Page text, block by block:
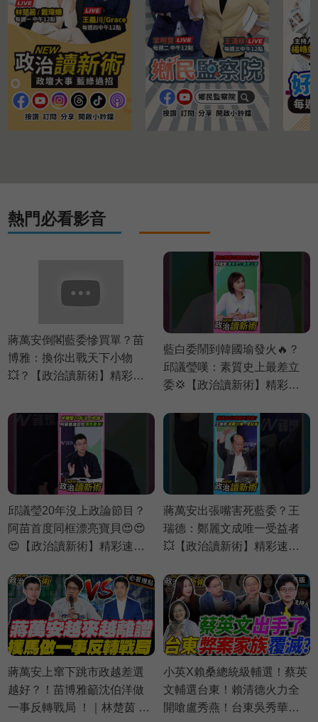
熱門必看影音
蔣萬安倒閣藍委慘買單？苗
博雅：換你出戰天下小物
💥？【政治讀新術】精彩速
藍白委鬧到韓國瑜發火🔥？
邱議瑩嘆：素質史上最差立
委💢【政治讀新術】精彩速
邱議瑩20年沒上政論節目？
阿苗首度同框漂亮寶貝😍😍
😍【政治讀新術】精彩速看
蔣萬安出張嘴害死藍委？王
瑞德：鄭麗文成唯一受益者
💥【政治讀新術】精彩速看
蔣萬安上窜下跳市政越差選
越好？！苗博雅籲沈伯洋做
一事反轉戰局 ！｜林楚茵 周
小英X賴桑總統級輔選！蔡英
文輔選台東！賴清德火力全
開嗆盧秀燕！台東吳秀華十